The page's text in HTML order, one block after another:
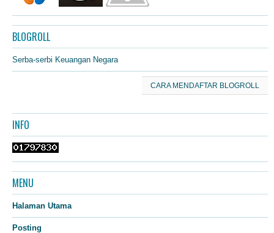
BLOGROLL
Serba-serbi Keuangan Negara
CARA MENDAFTAR BLOGROLL
INFO
MENU
Halaman Utama
Posting